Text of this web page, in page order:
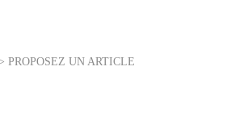
PROPOSEZ UN ARTICLE